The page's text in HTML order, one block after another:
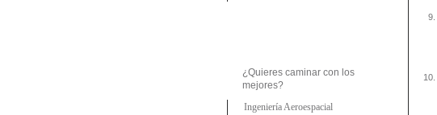
¿Quieres caminar con los
mejores?
Ingeniería Aeroespacial